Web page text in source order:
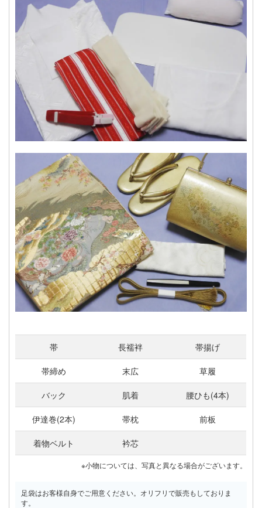
帯 長襦袢 帯揚げ
帯締め 末広 草履
バック 肌着 腰ひも(4本)
伊達巻(2本) 帯枕 前板
着物ベルト 衿芯
※小物については、写真と異なる場合がございます。
足袋はお客様自身でご用意ください。オリフリで販売もしておりま
す。